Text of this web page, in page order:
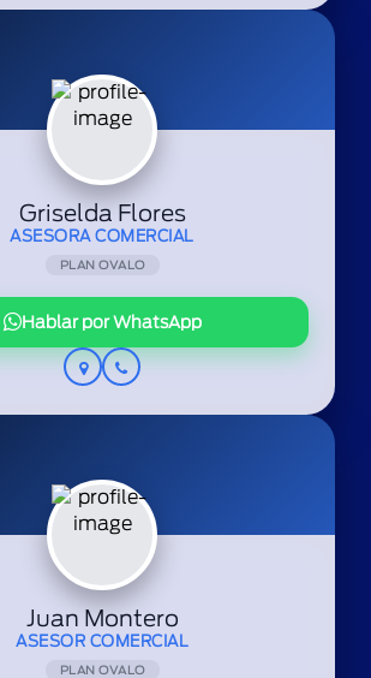
Griselda Flores
PLAN OVALO
ASESORA COMERCIAL
Hablar por WhatsApp
Juan Montero
PLAN OVALO
ASESOR COMERCIAL